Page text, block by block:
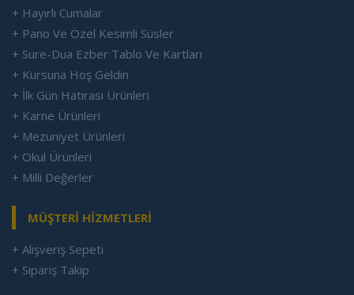
+ Hayırlı Cumalar
+ Pano Ve Özel Kesimli Süsler
+ Sure-Dua Ezber Tablo Ve Kartları
+ Kursuna Hoş Geldin
+ İlk Gün Hatırası Ürünleri
+ Karne Ürünleri
+ Mezuniyet Ürünleri
+ Okul Ürünleri
+ Milli Değerler
MÜŞTERİ HİZMETLERİ
+ Alışveriş Sepeti
+ Sipariş Takip